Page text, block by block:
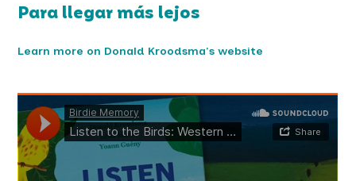
Para llegar más lejos
Learn more on Donald Kroodsma's website